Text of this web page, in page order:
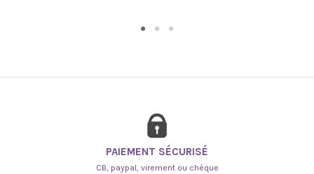
PAIEMENT SÉCURISÉ
CB, paypal, virement ou chèque